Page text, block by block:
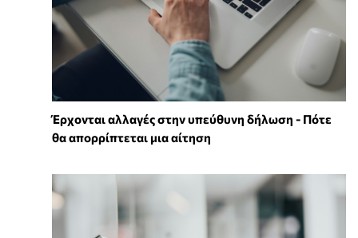
Έρχονται αλλαγές στην υπεύθυνη δήλωση - Πότε
θα απορρίπτεται μια αίτηση